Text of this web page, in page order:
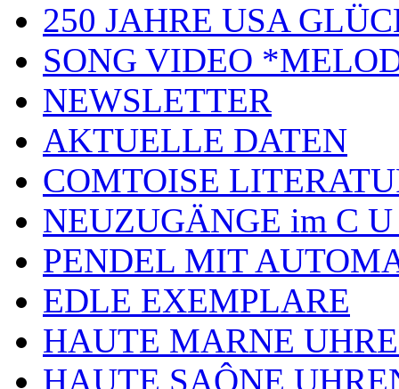
250 JAHRE USA
SONG VIDEO
NEWSLETTER
AKTUELLE DATEN
COMTOISE
NEUZUGÄNGE im C
PENDEL MIT
EDLE EXEMPLARE
HAUTE MARNE
HAUTE SAÔNE